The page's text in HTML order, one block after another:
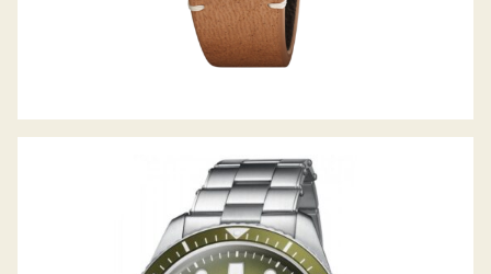
DIVERS SIXTY-FIVE DATE